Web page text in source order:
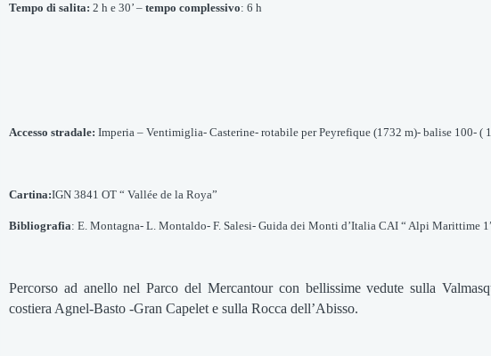
Tempo di salita: 2 h e 30’ – tempo complessivo: 6 h
Accesso stradale: Imperia – Ventimiglia- Casterine- rotabile per Peyrefique (1732 m)- balise 100- (
Cartina:IGN 3841 OT “ Vallée de la Roya”
Bibliografia: E. Montagna- L. Montaldo- F. Salesi- Guida dei Monti d’Italia CAI “ Alpi Marittime
Percorso ad anello nel Parco del Mercantour con bellissime vedute sulla
costiera Agnel-Basto -Gran Capelet e sulla Rocca dell’Abisso.